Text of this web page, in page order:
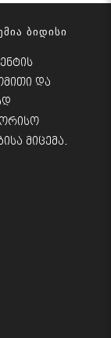
Ბიდისი
და
მიცემა.